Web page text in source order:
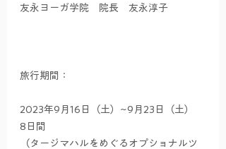
友永ヨーガ学院　院長　友永淳子
旅行期間：
2023年9月16日（土）~9月23日（土）
8日間
（タージマハルをめぐるオプショナルツ